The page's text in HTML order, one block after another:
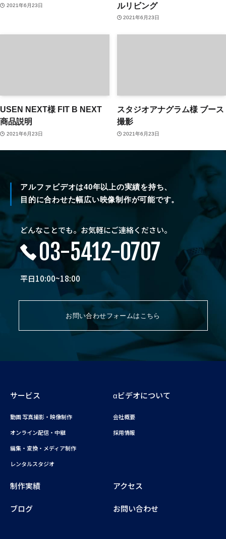
2021年6月23日
ルリビング
2021年6月23日
USEN NEXT様 FIT B NEXT
商品説明
2021年6月23日
スタジオアナグラム様 ブース
撮影
2021年6月23日
アルファビデオは40年以上の実績を持ち、
目的に合わせた幅広い映像制作が可能です。
どんなことでも。お気軽にご連絡ください。
03-5412-0707
平日10:00~18:00
お問い合わせフォームはこちら
サービス
動画 写真撮影・映像制作
オンライン配信・中継
編集・変換・メディア制作
レンタルスタジオ
αビデオについて
会社概要
採用情報
制作実績 アクセス
ブログ お問い合わせ